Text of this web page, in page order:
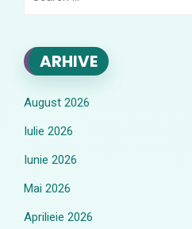
ARHIVE
August 2026
Iulie 2026
Iunie 2026
Mai 2026
Aprilieie 2026